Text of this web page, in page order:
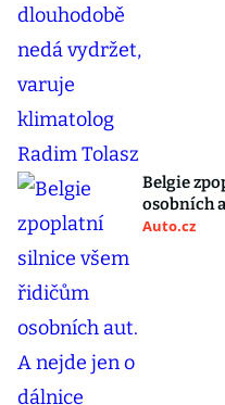
Belgie
osobních
Auto.cz